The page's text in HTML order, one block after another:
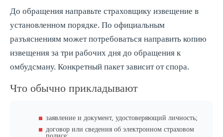
До обращения направьте страховщику извещение в
установленном порядке. По официальным
разъяснениям может потребоваться направить копию
извещения за три рабочих дня до обращения к
омбудсману. Конкретный пакет зависит от спора.
Что обычно прикладывают
заявление и документ, удостоверяющий личность;
договор или сведения об электронном страховом